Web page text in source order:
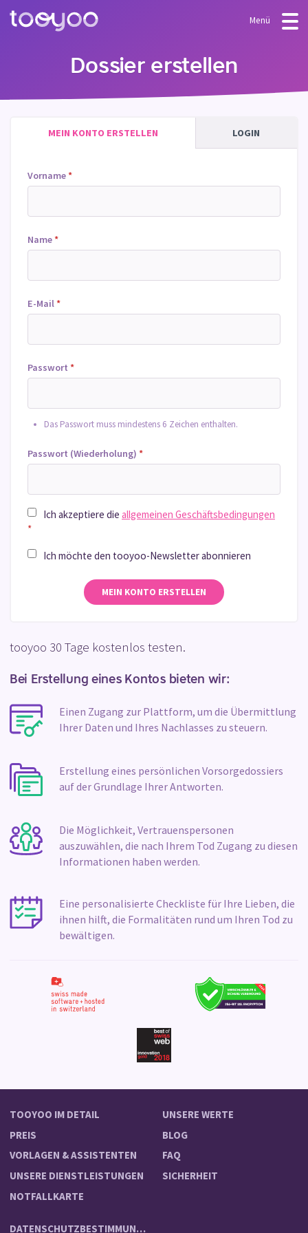
Menü
Dossier erstellen
MEIN KONTO ERSTELLEN LOGIN
Vorname*
Name*
E-Mail*
Passwort *
Das Passwort muss mindestens 6 Zeichen enthalten.
Passwort (Wiederholung) *
Ich akzeptiere die allgemeinen Geschäftsbedingungen
*
Ich möchte den tooyoo-Newsletter abonnieren
MEIN KONTO ERSTELLEN
tooyoo 30 Tage kostenlos testen.
Bei Erstellung eines Kontos bieten wir:
Einen Zugang zur Plattform, um die Übermittlung
Ihrer Daten und Ihres Nachlasses zu steuern.
Erstellung eines persönlichen Vorsorgedossiers
auf der Grundlage Ihrer Antworten.
Die Möglichkeit, Vertrauenspersonen
auszuwählen, die nach Ihrem Tod Zugang zu diesen
Informationen haben werden.
Eine personalisierte Checkliste für Ihre Lieben, die
ihnen hilft, die Formalitäten rund um Ihren Tod zu
bewältigen.
TOOYOO IM DETAIL
PREIS
VORLAGEN & ASSISTENTEN
UNSERE DIENSTLEISTUNGEN
NOTFALLKARTE
UNSERE WERTE
BLOG
FAQ
SICHERHEIT
DATENSCHUTZBESTIMMUNGEN